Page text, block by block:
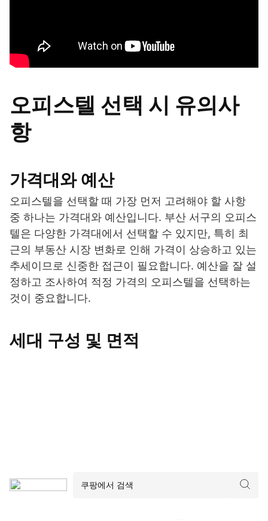
오피스텔 선택 시 유의사
항
가격대와 예산
오피스텔을 선택할 때 가장 먼저 고려해야 할 사항
중 하나는 가격대와 예산입니다. 부산 서구의 오피스
텔은 다양한 가격대에서 선택할 수 있지만, 특히 최
근의 부동산 시장 변화로 인해 가격이 상승하고 있는
추세이므로 신중한 접근이 필요합니다. 예산을 잘 설
정하고 조사하여 적정 가격의 오피스텔을 선택하는
것이 중요합니다.
세대 구성 및 면적